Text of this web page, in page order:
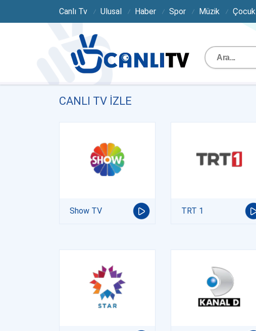
Canlı Tv Ulusal Haber Spor Müzik Çocuk
CANLI TV IZLE
Show TV TRT 1